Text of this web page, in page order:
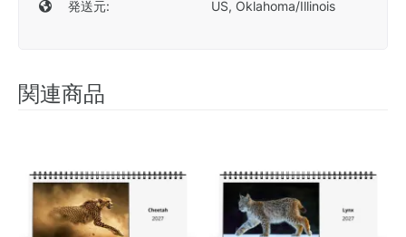
発送元: US, Oklahoma/Illinois
関連商品